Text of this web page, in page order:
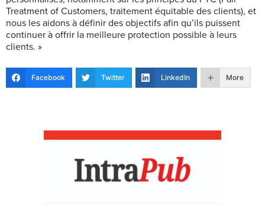
Treatment of Customers, traitement équitable des clients), et
nous les aidons à définir des objectifs afin qu’ils puissent
continuer à offrir la meilleure protection possible à leurs
clients. »
Facebook Twitter LinkedIn More